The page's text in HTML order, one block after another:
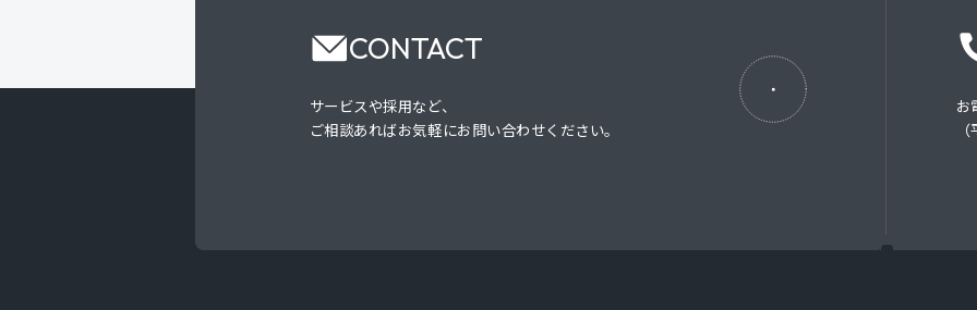
CONTACT
サービスや採用など、
ご相談あればお気軽にお問い合わせください。
お